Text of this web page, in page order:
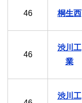
46 桐生西
46
渋川工
業
渋川工